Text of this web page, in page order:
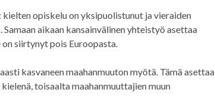
opiskelu on yksipuolistunut ja vieraiden
aikaan kansainvälinen yhteistyö asettaa
siirtynyt pois Euroopasta.
kasvaneen maahanmuuton myötä. Tämä asettaa
toisaalta maahanmuuttajien muun